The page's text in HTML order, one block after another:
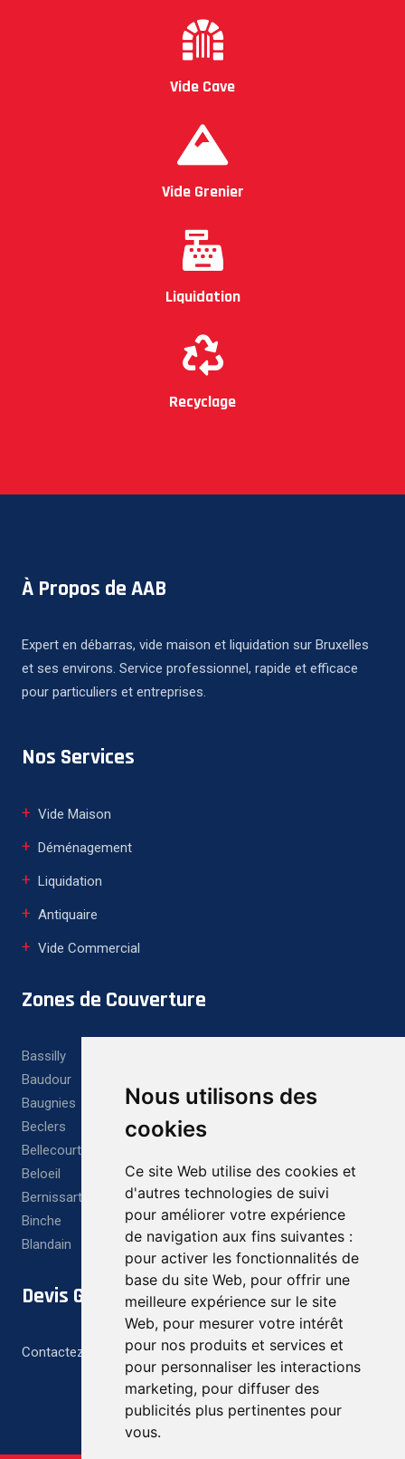
Nous utilisons des
cookies
Ce site Web utilise des cookies et
d'autres technologies de suivi
pour améliorer votre expérience
de navigation aux fins suivantes :
pour activer les fonctionnalités de
base du site Web, pour offrir une
meilleure expérience sur le site
Web, pour mesurer votre intérêt
pour nos produits et services et
pour personnaliser les interactions
marketing, pour diffuser des
publicités plus pertinentes pour
vous.
Vide Cave
Vide Grenier
Liquidation
Recyclage
À Propos de AAB
Expert en débarras, vide maison et liquidation sur Bruxelles
et ses environs. Service professionnel, rapide et efficace
pour particuliers et entreprises.
Nos Services
Vide Maison
Déménagement
Liquidation
Antiquaire
Vide Commercial
Zones de Couverture
Bassilly
Baudour
Baugnies
Beclers
Bellecourt
Beloeil
Bernissart
Binche
Blandain
Devis Gratuit
Contactez-nous pour un devis gratuit et personnalisé